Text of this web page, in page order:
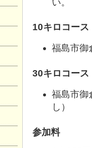
い。
10キロコース
福島市御
30キロコース
福島市御
し）
参加料